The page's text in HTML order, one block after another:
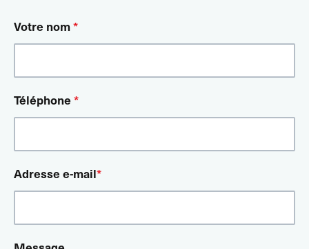
Votre nom*
Téléphone*
Adresse e-mail*